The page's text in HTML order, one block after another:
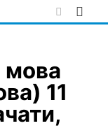
мова
11